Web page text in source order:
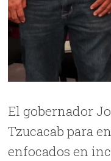
El gobernador
Tzucacab para
enfocados en